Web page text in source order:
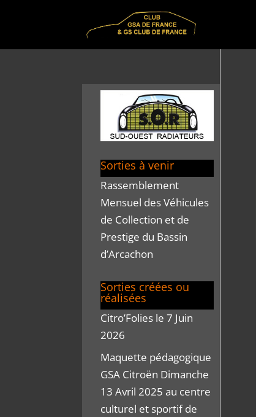
Sorties à venir
Rassemblement
Mensuel des Véhicules
de Collection et de
Prestige du Bassin
d’Arcachon
Sorties créées ou
réalisées
Citro’Folies le 7 Juin
2026
Maquette pédagogique
GSA Citroën Dimanche
13 Avril 2025 au centre
culturel et sportif de